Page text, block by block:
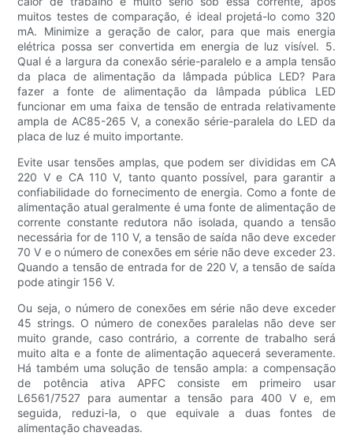
muitos testes de comparação, é ideal projetá-lo como 320
mA. Minimize a geração de calor, para que mais energia
elétrica possa ser convertida em energia de luz visível. 5.
Qual é a largura da conexão série-paralelo e a ampla tensão
da placa de alimentação da lâmpada pública LED? Para
fazer a fonte de alimentação da lâmpada pública LED
funcionar em uma faixa de tensão de entrada relativamente
ampla de AC85-265 V, a conexão série-paralela do LED da
placa de luz é muito importante.
Evite usar tensões amplas, que podem ser divididas em CA
220 V e CA 110 V, tanto quanto possível, para garantir a
confiabilidade do fornecimento de energia. Como a fonte de
alimentação atual geralmente é uma fonte de alimentação de
corrente constante redutora não isolada, quando a tensão
necessária for de 110 V, a tensão de saída não deve exceder
70 V e o número de conexões em série não deve exceder 23.
Quando a tensão de entrada for de 220 V, a tensão de saída
pode atingir 156 V.
Ou seja, o número de conexões em série não deve exceder
45 strings. O número de conexões paralelas não deve ser
muito grande, caso contrário, a corrente de trabalho será
muito alta e a fonte de alimentação aquecerá severamente.
Há também uma solução de tensão ampla: a compensação
de potência ativa APFC consiste em primeiro usar
L6561/7527 para aumentar a tensão para 400 V e, em
seguida, reduzi-la, o que equivale a duas fontes de
alimentação chaveadas.